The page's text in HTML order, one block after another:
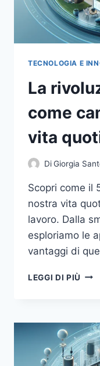
TECNOLOGIA E
La
come
vita
DiGiorgia
Scopri come il
nostra vita
lavoro. Dalla
esploriamo le
vantaggi di
LEGGI DI PIÙ LA
LA